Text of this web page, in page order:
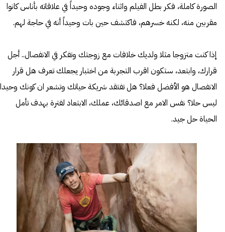
الصورة كاملة، فكر بطل الفيلم واثناء وجوده وحيداً في علاقاته بأناس كانوا
مقربين منه، لكنه خسرهم، فاكتشف حين بات وحيداً أنه في حاجة لهم.
إذا كنت متزوجا مثلا ولديك خلافات مع زوجتك وتفكر في الانفصال.. أجل
قرارك، وابتعد، ستكون اقرب التجربة من اختبار يجعلك تعرف هل قرار
الانفصال هو الأفضل فعلا؟ هل تفتقد شريكة حياتك وتشعر ان كونك وحيدا
ليس حلا؟ نفس الامر مع اصدقائك، عملك، الابتعاد لفترة بهدف تأمل
الحياة حل جيد.